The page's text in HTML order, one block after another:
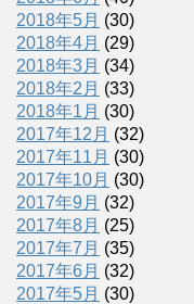
2018年5月 (30)
2018年4月 (29)
2018年3月 (34)
2018年2月 (33)
2018年1月 (30)
2017年12月 (32)
2017年11月 (30)
2017年10月 (30)
2017年9月 (32)
2017年8月 (25)
2017年7月 (35)
2017年6月 (32)
2017年5月 (30)